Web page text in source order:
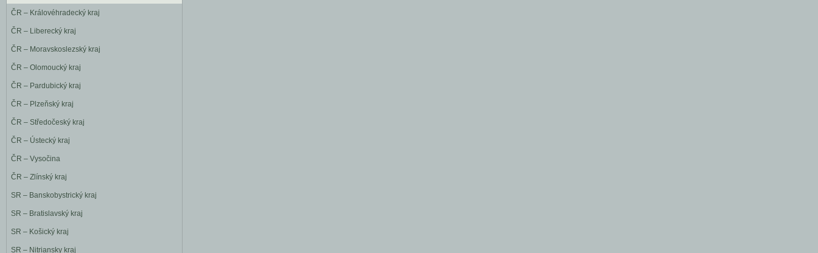
ČR – Královéhradecký kraj
ČR – Liberecký kraj
ČR – Moravskoslezský kraj
ČR – Olomoucký kraj
ČR – Pardubický kraj
ČR – Plzeňský kraj
ČR – Středočeský kraj
ČR – Ústecký kraj
ČR – Vysočina
ČR – Zlínský kraj
SR – Banskobystrický kraj
SR – Bratislavský kraj
SR – Košický kraj
SR – Nitriansky kraj